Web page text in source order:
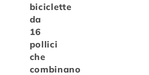
biciclette
da
16
pollici
che
combinano